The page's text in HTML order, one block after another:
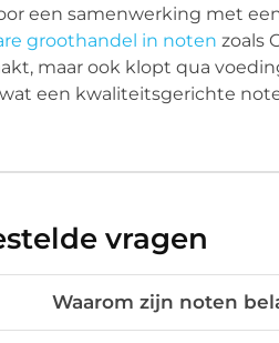
een samenwerking met
groothandel in noten zoals
maar ook klopt qua
wat een kwaliteitsgerichte
vragen
Waarom zijn noten